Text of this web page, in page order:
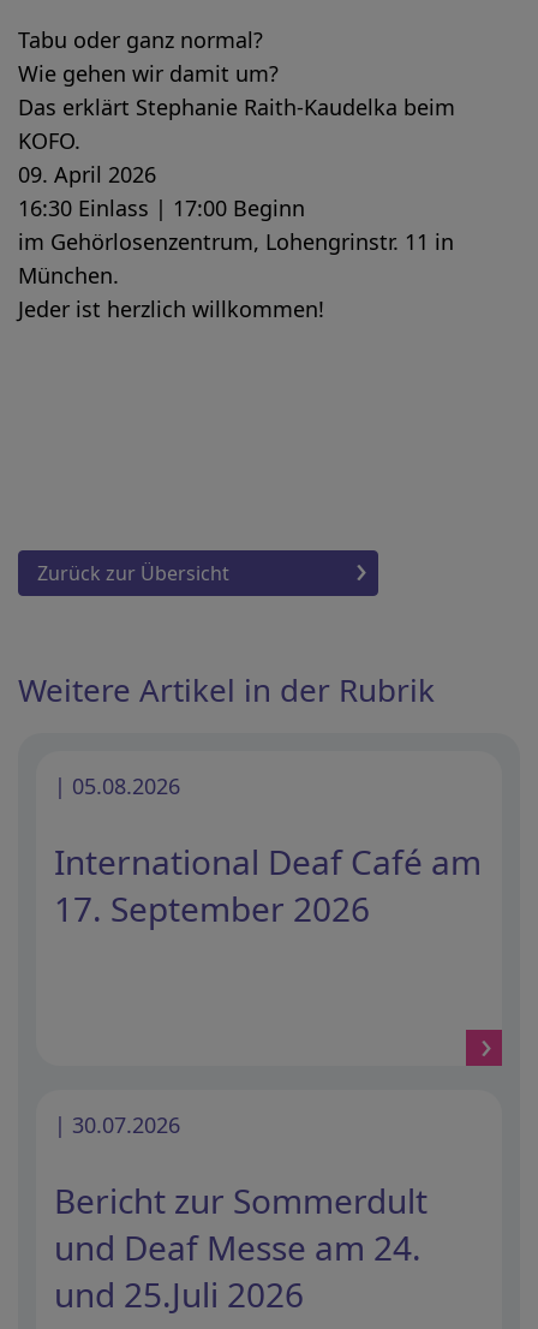
Tabu oder ganz normal?
Wie gehen wir damit um?
Das erklärt Stephanie Raith-Kaudelka beim
KOFO.
09. April 2026
16:30 Einlass | 17:00 Beginn
im Gehörlosenzentrum, Lohengrinstr. 11 in
München.
Jeder ist herzlich willkommen!
Zurück zur Übersicht
Weitere Artikel in der Rubrik
| 05.08.2026
International Deaf Café am
17. September 2026
| 30.07.2026
Bericht zur Sommerdult
und Deaf Messe am 24.
und 25.Juli 2026